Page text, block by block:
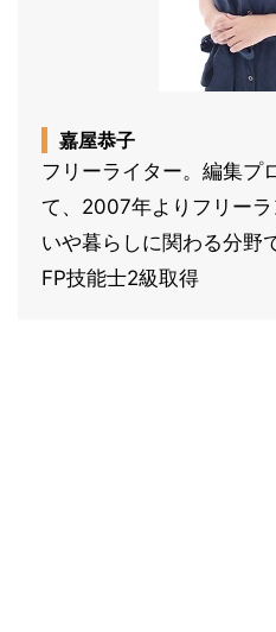
嘉屋恭子
フリーライター。編集プ
て、2007年よりフリー
いや暮らしに関わる分野
FP技能士2級取得